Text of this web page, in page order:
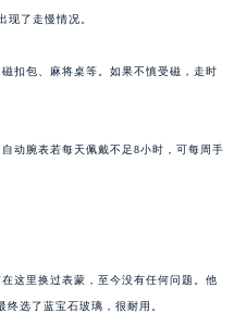
现了走慢情况。
扣包、麻将桌等。如果不慎受磁，走时
动腕表若每天佩戴不足8小时，可每周手
这里换过表蒙，至今没有任何问题。他
选了蓝宝石玻璃，很耐用。